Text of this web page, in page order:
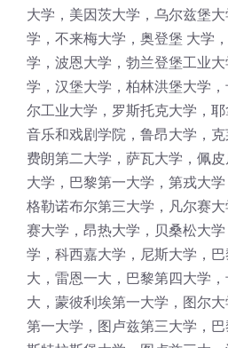
大学，美因茨大学，乌尔兹堡
学，不来梅大学，奥登堡 大学
学，波恩大学，勃兰登堡工业
学，汉堡大学，柏林洪堡大学
尔工业大学，罗斯托克大学，
音乐和戏剧学院，鲁昂大学，
费朗第二大学，萨瓦大学，佩
大学，巴黎第一大学，第戎大学
格勒诺布尔第三大学，凡尔赛
赛大学，昂热大学，贝桑松大
学，科西嘉大学，尼斯大学，
大，雷恩一大，巴黎第四大学
大，蒙彼利埃第一大学，图尔
第一大学，图卢兹第三大学，巴